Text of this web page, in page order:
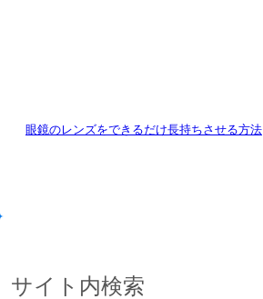
眼鏡のレンズをできるだけ長持ちさせる方法
サイト内検索